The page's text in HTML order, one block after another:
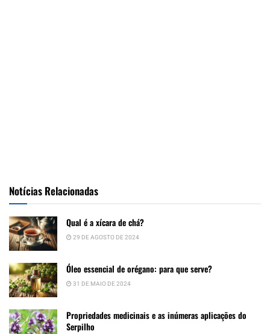
Notícias Relacionadas
Qual é a xícara de chá?
29 DE AGOSTO DE 2024
Óleo essencial de orégano: para que serve?
31 DE MAIO DE 2024
Propriedades medicinais e as inúmeras aplicações do
Serpilho